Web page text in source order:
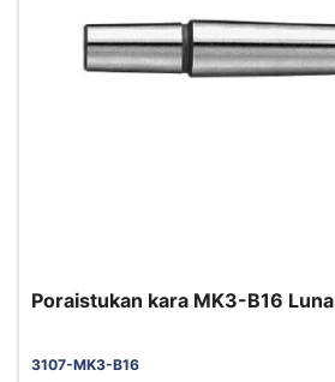
Poraistukan kara MK3-B16 Luna
3107-MK3-B16